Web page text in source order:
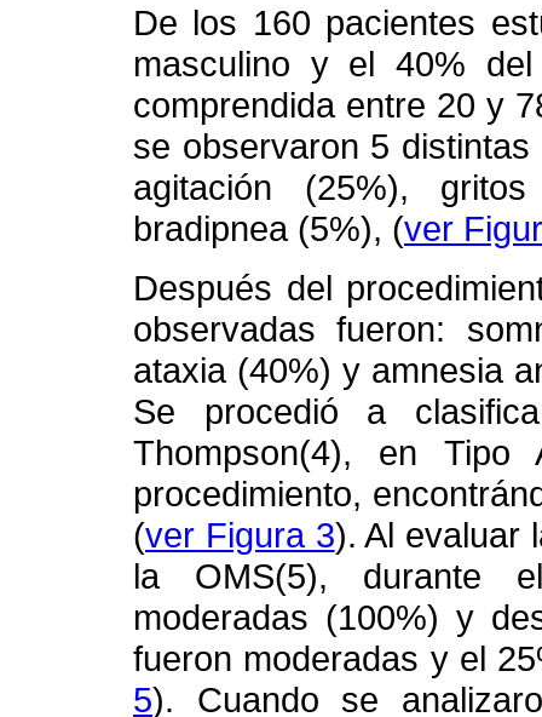
De los 160 pacientes
masculino y el 40%
comprendida entre 20 y
se observaron 5
agitación (25%),
bradipnea (5%), (ver
Después del
observadas fueron:
ataxia (40%) y amnesia
Se procedió a
Thompson(4), en
procedimiento,
(ver Figura 3). Al evaluar
la OMS(5), durante
moderadas (100%) y
fueron moderadas y el
5). Cuando se